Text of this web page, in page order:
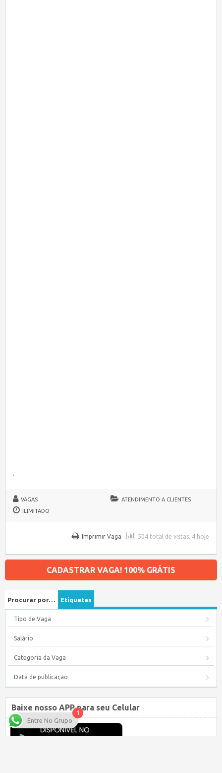
.
VAGAS
ATENDIMENTO A CLIENTES
ILIMITADO
504 total de vistas, 4 hoje
Imprimir Vaga
CADASTRAR VAGA! 100% GRÁTIS
Procurar por… Etiquetas
Tipo de Vaga
Salário
Categoria da Vaga
Data de publicação
Baixe nosso APP para seu Celular
1
Entre No Grupo